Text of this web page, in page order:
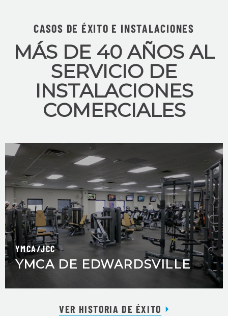
CASOS DE ÉXITO E INSTALACIONES
MÁS DE 40 AÑOS AL
SERVICIO DE
INSTALACIONES
COMERCIALES
YMCA/JCC
YMCA DE EDWARDSVILLE
VER HISTORIA DE ÉXITO